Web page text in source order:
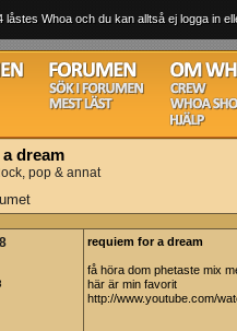
låstes Whoa och du kan alltså ej logga in
dream
pop & annat
requiem for a dream
få höra dom phetaste mix
här är min favorit
http://www.youtube.com/